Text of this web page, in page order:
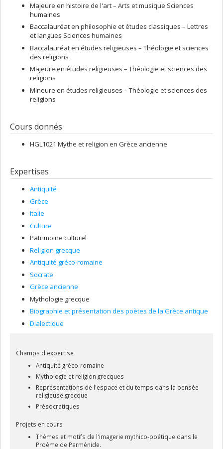
Majeure en histoire de l'art – Arts et musique Sciences
humaines
Baccalauréat en philosophie et études classiques – Lettres
et langues Sciences humaines
Baccalauréat en études religieuses – Théologie et sciences
des religions
Majeure en études religieuses – Théologie et sciences des
religions
Mineure en études religieuses – Théologie et sciences des
religions
Cours donnés
HGL1021 Mythe et religion en Grèce ancienne
Expertises
Antiquité
Grèce
Italie
Culture
Patrimoine culturel
Religion grecque
Antiquité gréco-romaine
Socrate
Grèce ancienne
Mythologie grecque
Biographie et présentation des poètes de la Grèce antique
Dialectique
Champs d'expertise
Antiquité gréco-romaine
Mythologie et religion grecques
Représentations de l'espace et du temps dans la pensée
religieuse grecque
Présocratiques
Projets en cours
Thèmes et motifs de l'imagerie mythico-poétique dans le
Proème de Parménide.